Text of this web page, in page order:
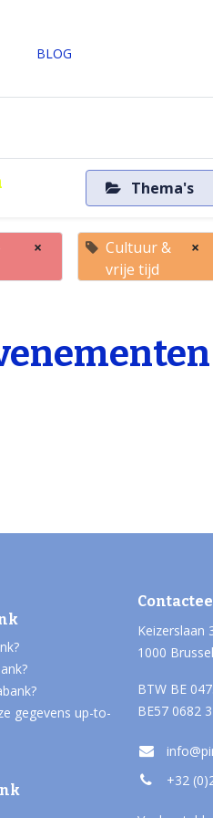
​BLOG
Thema's
×
Cultuur &
vrije tijd
×
gegevens up-to-
Keizerslaan
1000 Brussel
BTW BE
BE57 0682
+32